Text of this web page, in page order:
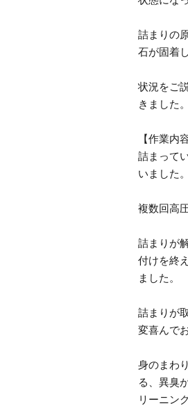
詰まりの
石が固着
状況をご
きました。
【作業内
詰まって
いました。
複数回高
詰まりが
付けを終
ました。
詰まりが
変喜んで
身のまわ
る、異臭
リーニン